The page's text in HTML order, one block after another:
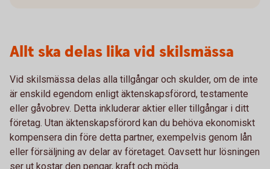
Allt ska delas lika vid skilsmässa
Vid skilsmässa delas alla tillgångar och skulder, om de inte
är enskild egendom enligt äktenskapsförord, testamente
eller gåvobrev. Detta inkluderar aktier eller tillgångar i ditt
företag. Utan äktenskapsförord kan du behöva ekonomiskt
kompensera din före detta partner, exempelvis genom lån
eller försäljning av delar av företaget. Oavsett hur lösningen
ser ut kostar den pengar, kraft och möda.